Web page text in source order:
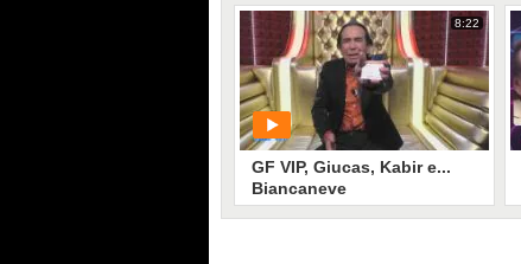
PLAY
60 • di Mediaset
8:22
GF VIP, Giucas, Kabir e...
Biancaneve